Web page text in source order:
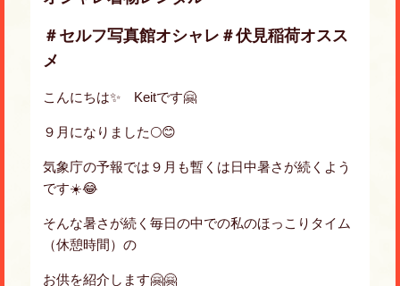
＃セルフ写真館オシャレ＃伏見稲荷オスス
メ
こんにちは✨ Keitです🤗
９月になりました🌕😊
気象庁の予報では９月も暫くは日中暑さが続くよう
です☀️😂
そんな暑さが続く毎日の中での私のほっこりタイム
（休憩時間）の
お供を紹介します🤗🤗